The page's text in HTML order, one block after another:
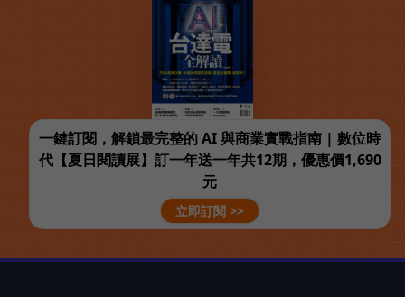
一鍵訂閱，解鎖最完整的 AI 與商業實戰指南 | 數位時
代【夏日閱讀展】訂一年送一年共12期，優惠價1,690
元
立即訂閱 >>